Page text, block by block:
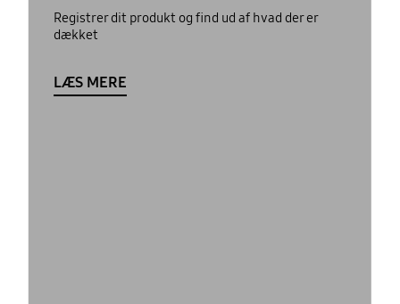
Registrer dit produkt og find ud af hvad der er
dækket
LÆS MERE